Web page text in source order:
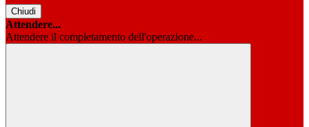
Chiudi
Attendere...
Attendere il completamento dell'operazione...